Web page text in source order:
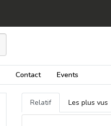
Contact Events
Relatif Les plus vus